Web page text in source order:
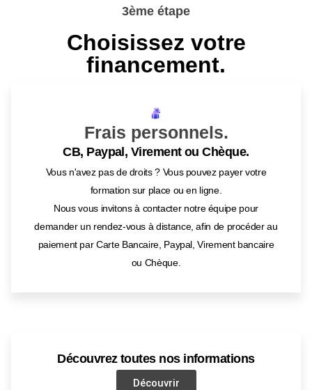
3ème étape
Choisissez votre
financement.
Frais personnels.
CB, Paypal, Virement ou Chèque.
Vous n'avez pas de droits ? Vous pouvez payer votre
formation sur place ou en ligne.
Nous vous invitons à contacter notre équipe pour
demander un rendez-vous à distance, afin de procéder au
paiement par Carte Bancaire, Paypal, Virement bancaire
ou Chèque.
Découvrez toutes nos informations
Découvrir